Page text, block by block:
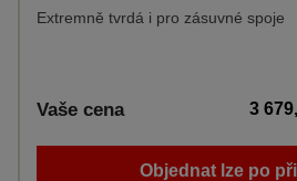
Extremně tvrdá i pro zásuvné spoje
Vaše cena 3
Objednat lze po